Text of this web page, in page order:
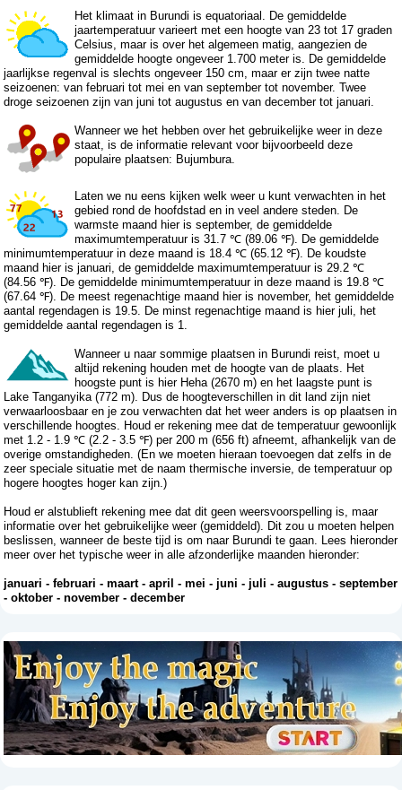
Het klimaat in Burundi is equatoriaal. De gemiddelde
jaartemperatuur varieert met een hoogte van 23 tot 17 graden
Celsius, maar is over het algemeen matig, aangezien de
gemiddelde hoogte ongeveer 1.700 meter is. De gemiddelde
jaarlijkse regenval is slechts ongeveer 150 cm, maar er zijn twee natte
seizoenen: van februari tot mei en van september tot november. Twee
droge seizoenen zijn van juni tot augustus en van december tot januari.
Wanneer we het hebben over het gebruikelijke weer in deze
staat, is de informatie relevant voor bijvoorbeeld deze
populaire plaatsen: Bujumbura.
Laten we nu eens kijken welk weer u kunt verwachten in het
gebied rond de hoofdstad en in veel andere steden. De
warmste maand hier is september, de gemiddelde
maximumtemperatuur is 31.7 ℃ (89.06 ℉). De gemiddelde
minimumtemperatuur in deze maand is 18.4 ℃ (65.12 ℉). De koudste
maand hier is januari, de gemiddelde maximumtemperatuur is 29.2 ℃
(84.56 ℉). De gemiddelde minimumtemperatuur in deze maand is 19.8 ℃
(67.64 ℉). De meest regenachtige maand hier is november, het gemiddelde
aantal regendagen is 19.5. De minst regenachtige maand is hier juli, het
gemiddelde aantal regendagen is 1.
Wanneer u naar sommige plaatsen in Burundi reist, moet u
altijd rekening houden met de hoogte van de plaats. Het
hoogste punt is hier Heha (2670 m) en het laagste punt is
Lake Tanganyika (772 m). Dus de hoogteverschillen in dit land zijn niet
verwaarloosbaar en je zou verwachten dat het weer anders is op plaatsen in
verschillende hoogtes. Houd er rekening mee dat de temperatuur gewoonlijk
met 1.2 - 1.9 ℃ (2.2 - 3.5 ℉) per 200 m (656 ft) afneemt, afhankelijk van de
overige omstandigheden. (En we moeten hieraan toevoegen dat zelfs in de
zeer speciale situatie met de naam thermische inversie, de temperatuur op
hogere hoogtes hoger kan zijn.)
Houd er alstublieft rekening mee dat dit geen weersvoorspelling is, maar
informatie over het gebruikelijke weer (gemiddeld). Dit zou u moeten helpen
beslissen, wanneer de beste tijd is om naar Burundi te gaan. Lees hieronder
meer over het typische weer in alle afzonderlijke maanden hieronder:
januari -februari -maart-april -mei - juni - juli -augustus -september
-oktober -november -december